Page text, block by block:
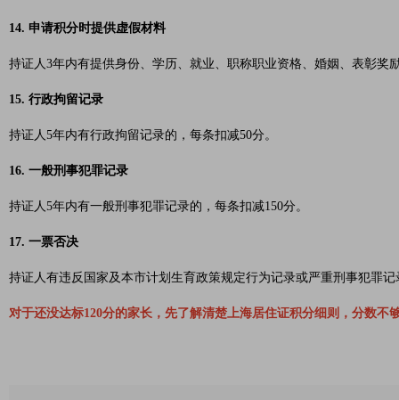
14. 申请积分时提供虚假材料
持证人3年内有提供身份、学历、就业、职称职业资格、婚姻、表彰奖
15. 行政拘留记录
持证人5年内有行政拘留记录的，每条扣减50分。
16. 一般刑事犯罪记录
持证人5年内有一般刑事犯罪记录的，每条扣减150分。
17. 一票否决
持证人有违反国家及本市计划生育政策规定行为记录或严重刑事犯罪
对于还没达标120分的家长，先了解清楚上海居住证积分细则，分数不